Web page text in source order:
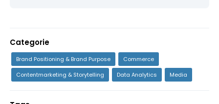
Categorie
Brand Positioning & Brand Purpose
Commerce
Contentmarketing & Storytelling
Data Analytics Media